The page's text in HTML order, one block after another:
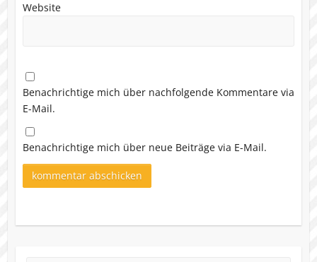
Website
Benachrichtige mich über nachfolgende Kommentare via
E-Mail.
Benachrichtige mich über neue Beiträge via E-Mail.